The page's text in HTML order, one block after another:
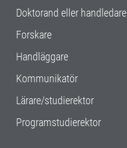
Doktorand eller handledare
Forskare
Handläggare
Kommunikatör
Lärare/studierektor
Programstudierektor